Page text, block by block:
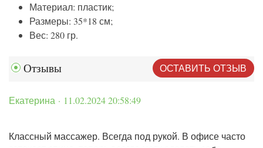
Материал: пластик;
Размеры: 35*18 см;
Вес: 280 гр.
Отзывы ОСТАВИТЬ ОТЗЫВ
Екатерина · 11.02.2024 20:58:49
Классный массажер. Всегда под рукой. В офисе часто